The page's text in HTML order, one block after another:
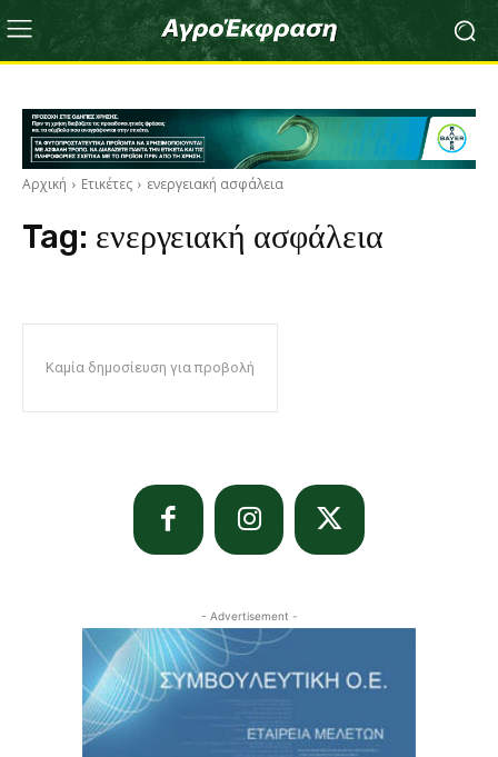
Αρχική Ετικέτες ενεργειακή ασφάλεια
Tag: ενεργειακή ασφάλεια
Καμία δημοσίευση για προβολή
- Advertisement -